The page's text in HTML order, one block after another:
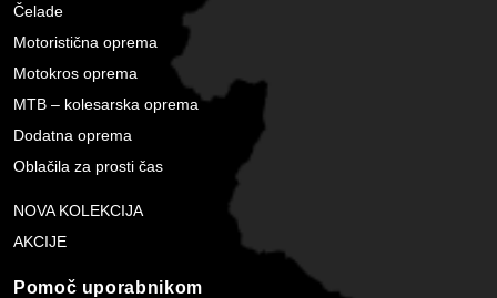
Čelade
Motoristična oprema
Motokros oprema
MTB – kolesarska oprema
Dodatna oprema
Oblačila za prosti čas
NOVA KOLEKCIJA
AKCIJE
Pomoč uporabnikom